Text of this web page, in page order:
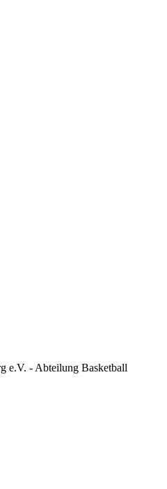
e.V. - Abteilung Basketball